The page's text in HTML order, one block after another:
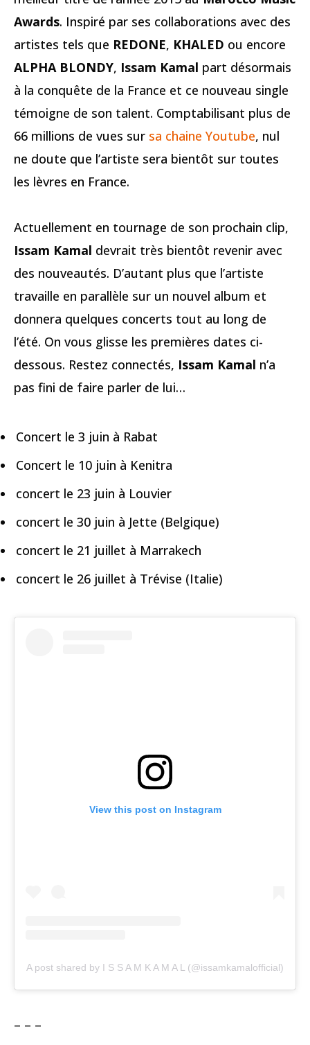
Awards. Inspiré par ses collaborations avec des
artistes tels que REDONE, KHALED ou encore
ALPHA BLONDY, Issam Kamal part désormais
à la conquête de la France et ce nouveau single
témoigne de son talent. Comptabilisant plus de
66 millions de vues sur sa chaine Youtube, nul
ne doute que l’artiste sera bientôt sur toutes
les lèvres en France.
Actuellement en tournage de son prochain clip,
Issam Kamal devrait très bientôt revenir avec
des nouveautés. D’autant plus que l’artiste
travaille en parallèle sur un nouvel album et
donnera quelques concerts tout au long de
l’été. On vous glisse les premières dates ci-
dessous. Restez connectés, Issam Kamal n’a
pas fini de faire parler de lui…
Concert le 3 juin à Rabat
Concert le 10 juin à Kenitra
concert le 23 juin à Louvier
concert le 30 juin à Jette (Belgique)
concert le 21 juillet à Marrakech
concert le 26 juillet à Trévise (Italie)
View this post on Instagram
A post shared by I S S A M K A M A L (@issamkamalofficial)
– – –